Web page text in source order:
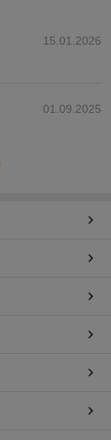
15.01.2026
01.09.2025